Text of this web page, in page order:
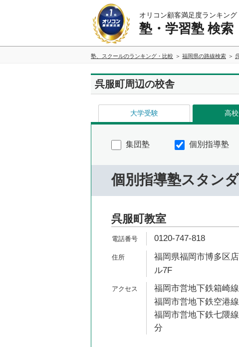
オリコン顧客満足度ランキング
塾・学習塾 検索
塾、スクールのランキング・比較 福岡県の路線検索
呉服町周辺の校舎
大学受験 高
集団塾 個別指導塾
個別指導塾スタン
呉服町教室
0120-747-818
福岡県福岡市博多区
ル7F
福岡市営地下鉄箱崎
福岡市営地下鉄空港
福岡市営地下鉄七隈
分